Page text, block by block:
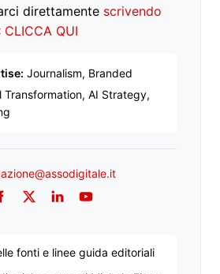
direttamente scrivendo
QUI
Journalism, Branded
Transformation, AI Strategy,
Facebook
TwitterLinkedInYouTube
fonti e linee guida editoriali